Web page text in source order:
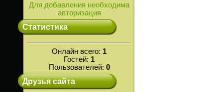
Для добавления необходима
авторизация
Статистика
Онлайн всего: 1
Гостей: 1
Пользователей: 0
Друзья сайта